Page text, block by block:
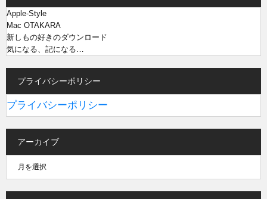
Apple-Style
Mac OTAKARA
新しもの好きのダウンロード
気になる、記になる…
プライバシーポリシー
プライバシーポリシー
アーカイブ